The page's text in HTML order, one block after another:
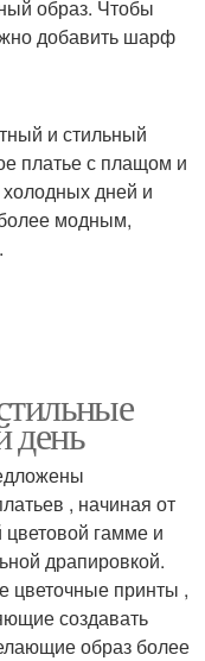
образ. Чтобы
добавить шарф
и стильный
платье с плащом и
дней и
модным,
день
, начиная от
цветовой гамме и
драпировкой.
цветочные принты ,
создавать
образ более